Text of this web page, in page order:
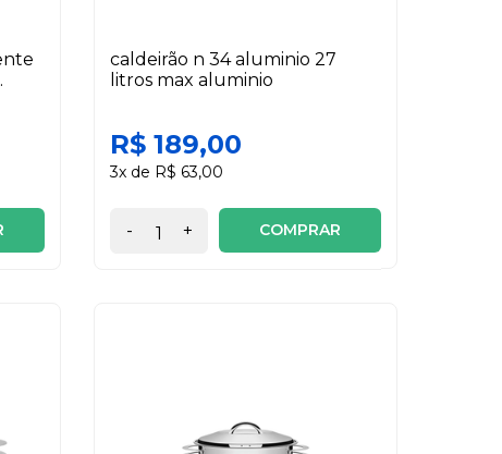
caldeirão n 34 aluminio 27
litros max aluminio
R$ 189,00
3x de R$ 63,00
- + COMPRAR